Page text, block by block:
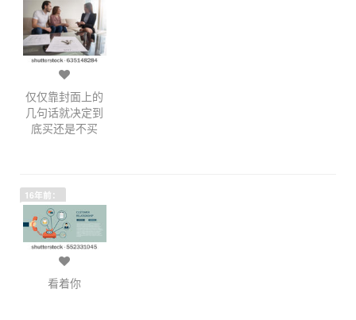
仅仅靠封面上的
几句话就决定到
底买还是不买
16年前：
看着你